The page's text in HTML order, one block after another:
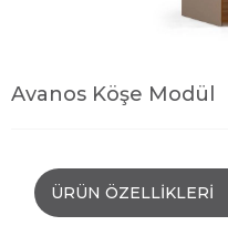
Avanos Köşe Modül
ÜRÜN ÖZELLIKLERI